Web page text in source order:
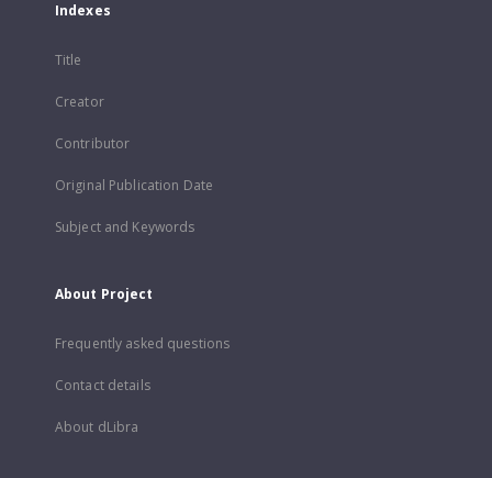
Indexes
Title
Creator
Contributor
Original Publication Date
Subject and Keywords
About Project
Frequently asked questions
Contact details
About dLibra